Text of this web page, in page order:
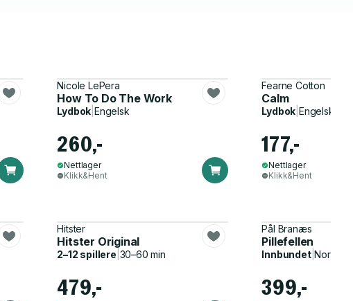
Nicole LePera
How To Do The Work
Lydbok Engelsk
260,-
Nettlager
Klikk&Hent
Fearne Cotton
Calm
Lydbok |Engelsk
177,-
Nettlager
Klikk&Hent
Hitster
Hitster Original
2–12 spillere 30–60 min
479,-
Pål Branæs
Pillefellen
Innbundet|Norsk,
399,-